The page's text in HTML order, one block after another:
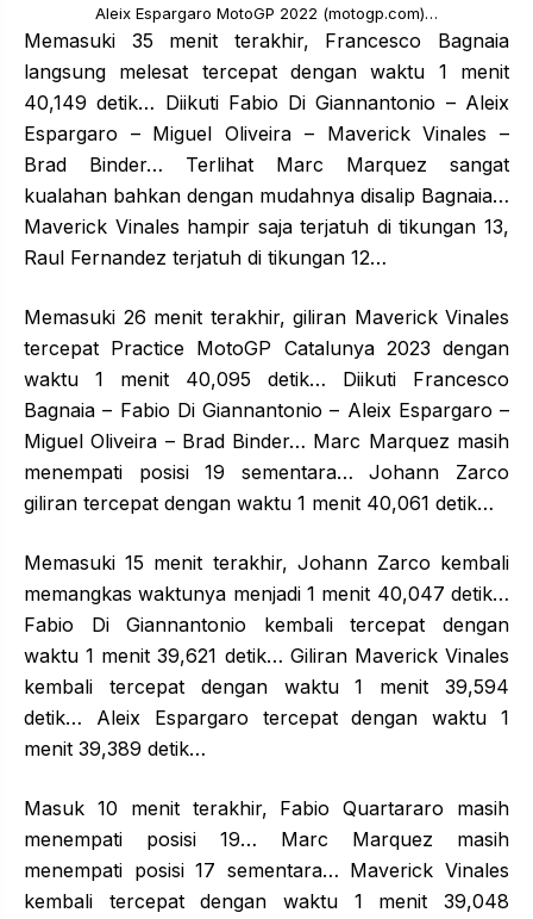
Aleix Espargaro MotoGP 2022 (motogp.com)…
Memasuki 35 menit terakhir, Francesco Bagnaia
langsung melesat tercepat dengan waktu 1 menit
40,149 detik… Diikuti Fabio Di Giannantonio – Aleix
Espargaro – Miguel Oliveira – Maverick Vinales –
Brad Binder… Terlihat Marc Marquez sangat
kualahan bahkan dengan mudahnya disalip Bagnaia…
Maverick Vinales hampir saja terjatuh di tikungan 13,
Raul Fernandez terjatuh di tikungan 12…
Memasuki 26 menit terakhir, giliran Maverick Vinales
tercepat Practice MotoGP Catalunya 2023 dengan
waktu 1 menit 40,095 detik… Diikuti Francesco
Bagnaia – Fabio Di Giannantonio – Aleix Espargaro –
Miguel Oliveira – Brad Binder… Marc Marquez masih
menempati posisi 19 sementara… Johann Zarco
giliran tercepat dengan waktu 1 menit 40,061 detik…
Memasuki 15 menit terakhir, Johann Zarco kembali
memangkas waktunya menjadi 1 menit 40,047 detik…
Fabio Di Giannantonio kembali tercepat dengan
waktu 1 menit 39,621 detik… Giliran Maverick Vinales
kembali tercepat dengan waktu 1 menit 39,594
detik… Aleix Espargaro tercepat dengan waktu 1
menit 39,389 detik…
Masuk 10 menit terakhir, Fabio Quartararo masih
menempati posisi 19… Marc Marquez masih
menempati posisi 17 sementara… Maverick Vinales
kembali tercepat dengan waktu 1 menit 39,048